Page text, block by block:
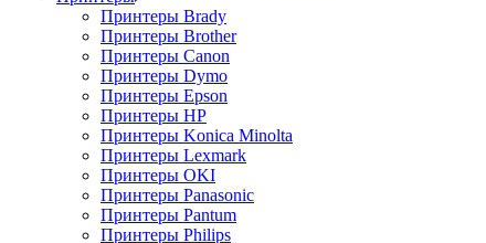
Принтеры Brady
Принтеры Brother
Принтеры Canon
Принтеры Dymo
Принтеры Epson
Принтеры HP
Принтеры Konica Minolta
Принтеры Lexmark
Принтеры OKI
Принтеры Panasonic
Принтеры Pantum
Принтеры Philips